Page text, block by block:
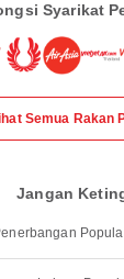
Syarikat
Semua Rakan
Jangan